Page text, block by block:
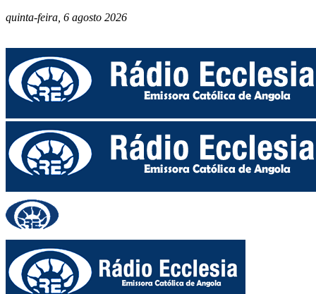
quinta-feira, 6 agosto 2026